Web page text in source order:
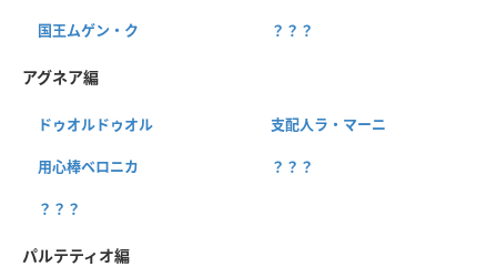
国王ムゲン・ク ？？？
アグネア編
ドゥオルドゥオル 支配人ラ・マーニ
用心棒ベロニカ ？？？
？？？
パルテティオ編